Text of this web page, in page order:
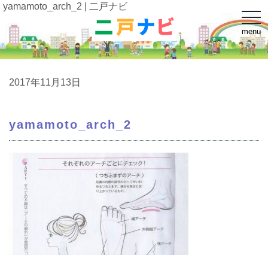
t
o
g
g
l
e
o
menu
yamamoto_arch_2 | 二戸ナビ
2017年11月13日
yamamoto_arch_2